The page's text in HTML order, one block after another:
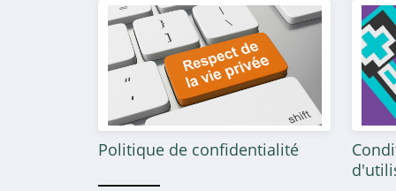
Politique de confidentialité